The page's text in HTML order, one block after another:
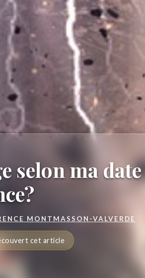
selon ma date
MONTMASSON-VALVERDE
cet article